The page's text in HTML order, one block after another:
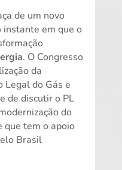
de um novo
instante em que o
. O Congresso
da
Legal do Gás e
de discutir o PL
do
que tem o apoio
Brasil